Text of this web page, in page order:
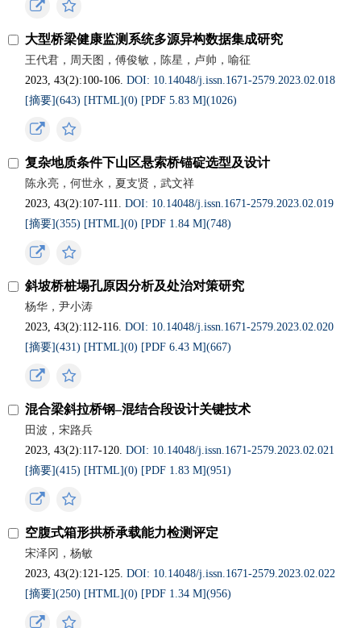
大型桥梁健康监测系统多源异构数据集成研究
王代君，周天图，傅俊敏，陈星，卢帅，喻征
2023, 43(2):100-106.DOI: 10.14048/j.issn.1671‐2579.2023.02.018
[摘要](643) [HTML](0) [PDF 5.83 M](1026)
复杂地质条件下山区悬索桥锚碇选型及设计
陈永亮，何世永，夏支贤，武文祥
2023, 43(2):107-111.DOI: 10.14048/j.issn.1671‐2579.2023.02.019
[摘要](355) [HTML](0) [PDF 1.84 M](748)
斜坡桥桩塌孔原因分析及处治对策研究
杨华，尹小涛
2023, 43(2):112-116.DOI: 10.14048/j.issn.1671‐2579.2023.02.020
[摘要](431) [HTML](0) [PDF 6.43 M](667)
混合梁斜拉桥钢‒混结合段设计关键技术
田波，宋路兵
2023, 43(2):117-120.DOI: 10.14048/j.issn.1671‐2579.2023.02.021
[摘要](415) [HTML](0) [PDF 1.83 M](951)
空腹式箱形拱桥承载能力检测评定
宋泽冈，杨敏
2023, 43(2):121-125.DOI: 10.14048/j.issn.1671‐2579.2023.02.022
[摘要](250) [HTML](0) [PDF 1.34 M](956)